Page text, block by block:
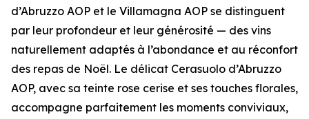
d’Abruzzo AOP et le Villamagna AOP se distinguent
par leur profondeur et leur générosité — des vins
naturellement adaptés à l’abondance et au réconfort
des repas de Noël. Le délicat Cerasuolo d’Abruzzo
AOP, avec sa teinte rose cerise et ses touches florales,
accompagne parfaitement les moments conviviaux,